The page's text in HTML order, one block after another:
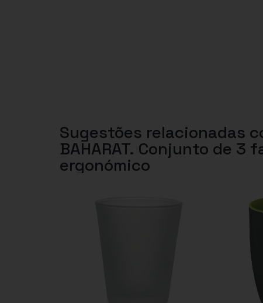
Sugestões relacionadas
BAHARAT. Conjunto de
ergonómico